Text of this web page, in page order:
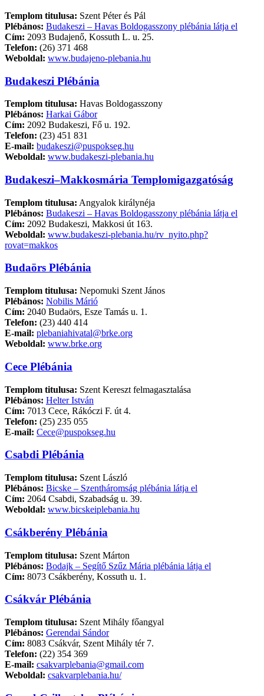
Templom titulusa: Szent Péter és Pál
Plébános: Budakeszi – Havas Boldogasszony plébánia látja el
Cím: 2093 Budajenő, Kossuth L. u. 25.
Telefon: (26) 371 468
Weboldal: www.budajeno-plebania.hu
Budakeszi Plébánia
Templom titulusa: Havas Boldogasszony
Plébános: Harkai Gábor
Cím: 2092 Budakeszi, Fő u. 192.
Telefon: (23) 451 831
E-mail: budakeszi@puspokseg.hu
Weboldal: www.budakeszi-plebania.hu
Budakeszi–Makkosmária Templomigazgatóság
Templom titulusa: Angyalok királynéja
Plébános: Budakeszi – Havas Boldogasszony plébánia látja el
Cím: 2092 Budakeszi, Makkosi út 163.
Weboldal: www.budakeszi-plebania.hu/rv_nyito.php?
rovat=makkos
Budaörs Plébánia
Templom titulusa: Nepomuki Szent János
Plébános: Nobilis Márió
Cím: 2040 Budaörs, Esze Tamás u. 1.
Telefon: (23) 440 414
E-mail: plebaniahivatal@brke.org
Weboldal: www.brke.org
Cece Plébánia
Templom titulusa: Szent Kereszt felmagasztalása
Plébános: Helter István
Cím: 7013 Cece, Rákóczi F. út 4.
Telefon: (25) 235 055
E-mail: Cece@puspokseg.hu
Csabdi Plébánia
Templom titulusa: Szent László
Plébános: Bicske – Szentháromság plébánia látja el
Cím: 2064 Csabdi, Szabadság u. 39.
Weboldal: www.bicskeiplebania.hu
Csákberény Plébánia
Templom titulusa: Szent Márton
Plébános: Bodajk – Segítő Szűz Mária plébánia látja el
Cím: 8073 Csákberény, Kossuth u. 1.
Csákvár Plébánia
Templom titulusa: Szent Mihály főangyal
Plébános: Gerendai Sándor
Cím: 8083 Csákvár, Szent Mihály tér 7.
Telefon: (22) 354 369
E-mail: csakvarplebania@gmail.com
Weboldal: csakvarplebania.hu/